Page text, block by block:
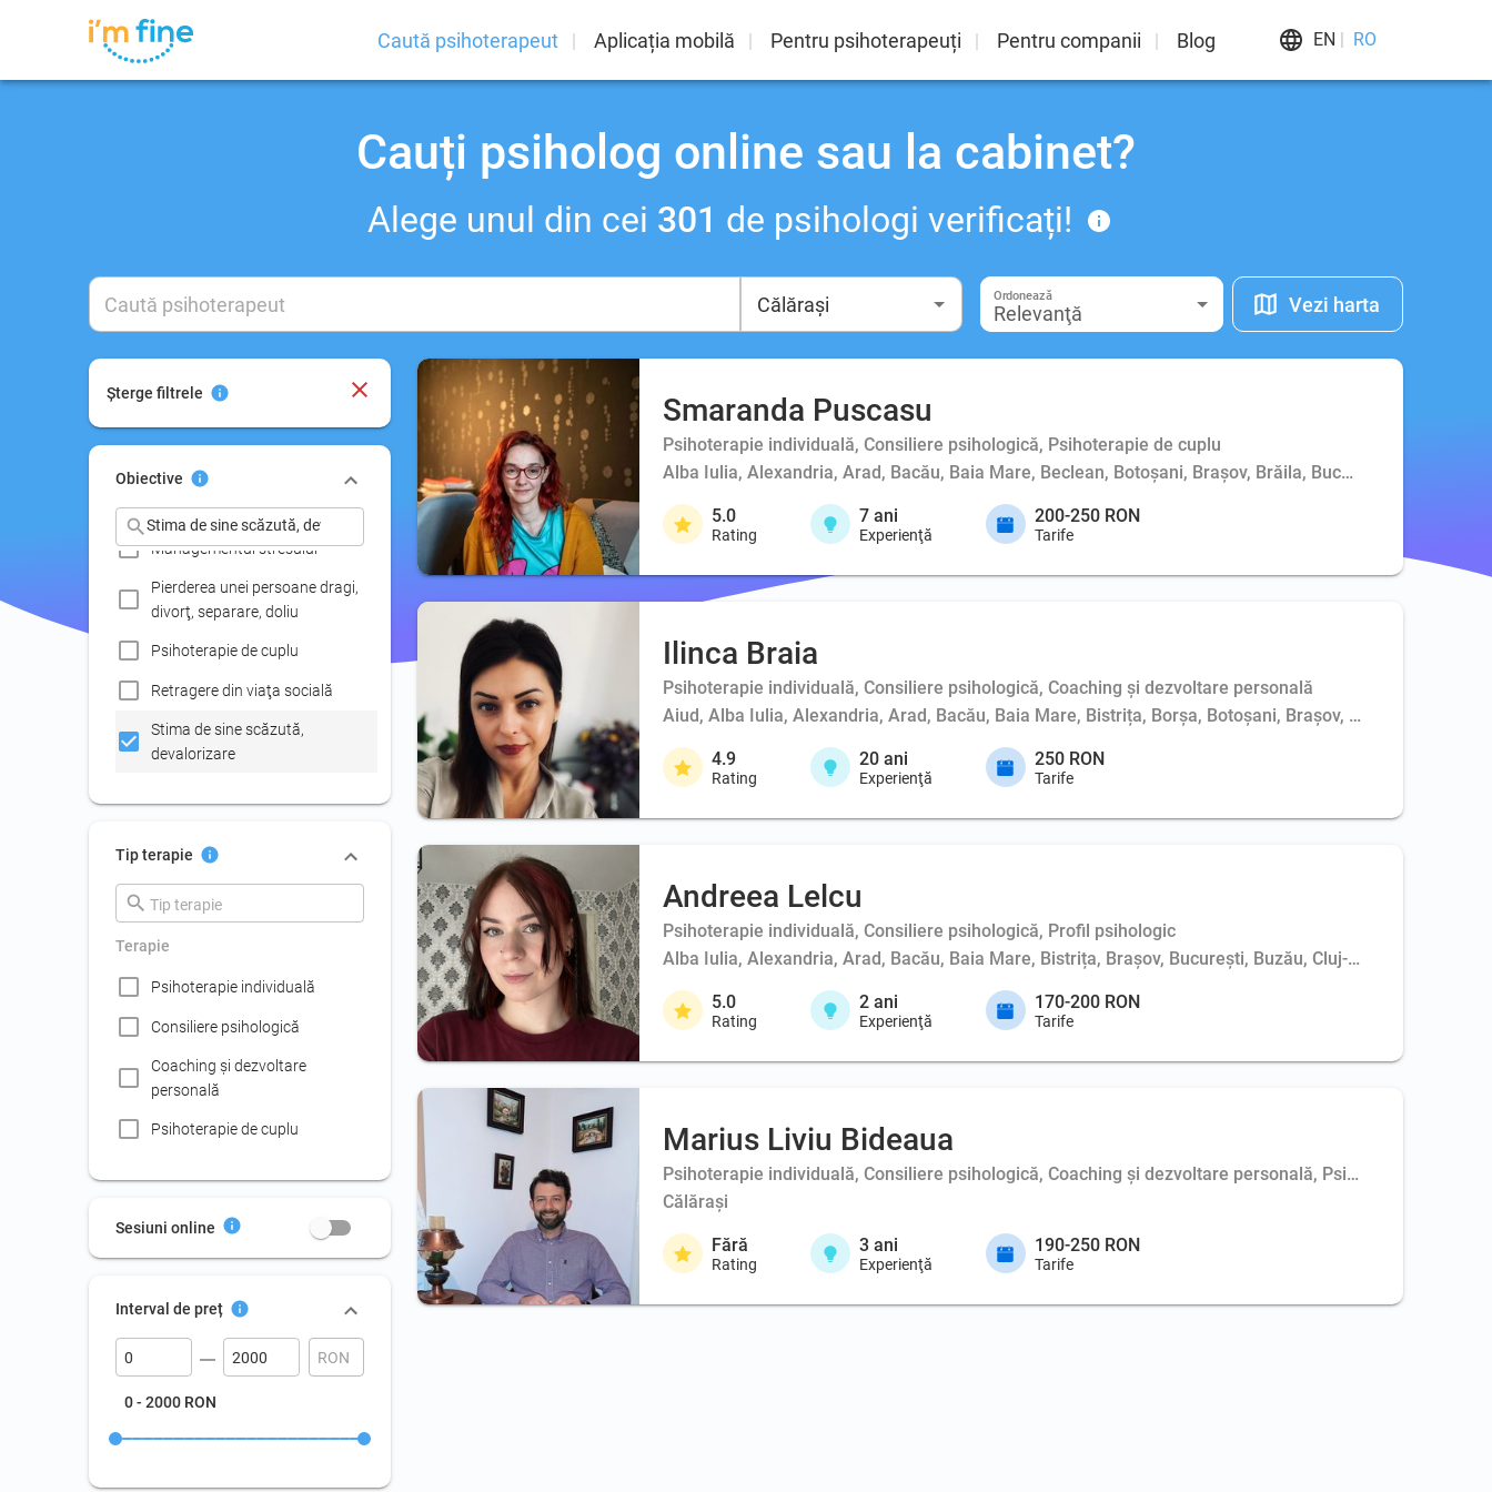
Caută psihoterapeut Aplicația mobilă Pentru psihoterapeuți Pentru companii Blog EN RO
Cauți psiholog online sau la cabinet?
Alege unul din cei 301 de psihologi verificați!
Ordonează
Relevanţă Vezi harta
Șterge filtrele
Obiective
Depresie
comunicare
Disfuncţiile sexuale
Experienţe traumatice
Fobii
Managementul stresului
Pierderea unei persoane dragi,
divorţ, separare, doliu
Psihoterapie de cuplu
Retragere din viaţa socială
Stima de sine scăzută,
devalorizare
(insomnii, coşmaruri, somn
agitat
Tip terapie
Terapie
Psihoterapie individuală
Consiliere psihologică
Coaching şi dezvoltare
personală
Psihoterapie de cuplu
Virtuală (VR)
Raport evaluare psihologică
pentru Comisia Persoanelor
cu Handicap
Raport evaluare psihologică
0/grădiniţă/sprijin
Sesiuni online
Interval de preț
0 - 2000 RON
Smaranda Puscasu
Psihoterapie individuală, Consiliere psihologică, Psihoterapie de cuplu
Alba Iulia, Alexandria, Arad, Bacău, Baia Mare, Beclean, Botoșani, Brașov, Brăila, București, Buzău,
5.0
Rating
7 ani
Experienţă
200-250 RON
Tarife
Ilinca Braia
Psihoterapie individuală, Consiliere psihologică, Coaching şi dezvoltare personală
Aiud, Alba Iulia, Alexandria, Arad, Bacău, Baia Mare, Bistrița, Borșa, Botoșani, Brașov, București,
4.9
Rating
20 ani
Experienţă
250 RON
Tarife
Andreea Lelcu
Psihoterapie individuală, Consiliere psihologică, Profil psihologic
Alba Iulia, Alexandria, Arad, Bacău, Baia Mare, Bistrița, Brașov, București, Buzău, Cluj-Napoca,
5.0
Rating
2 ani
Experienţă
170-200 RON
Tarife
Marius Liviu Bideaua
Psihoterapie individuală, Consiliere psihologică, Coaching şi dezvoltare personală, Psihoterapie de
Călărași
Fără
Rating
3 ani
Experienţă
190-250 RON
Tarife